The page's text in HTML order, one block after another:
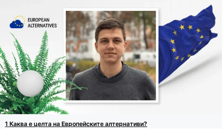
Каква е целта на Европейските алтернативи?